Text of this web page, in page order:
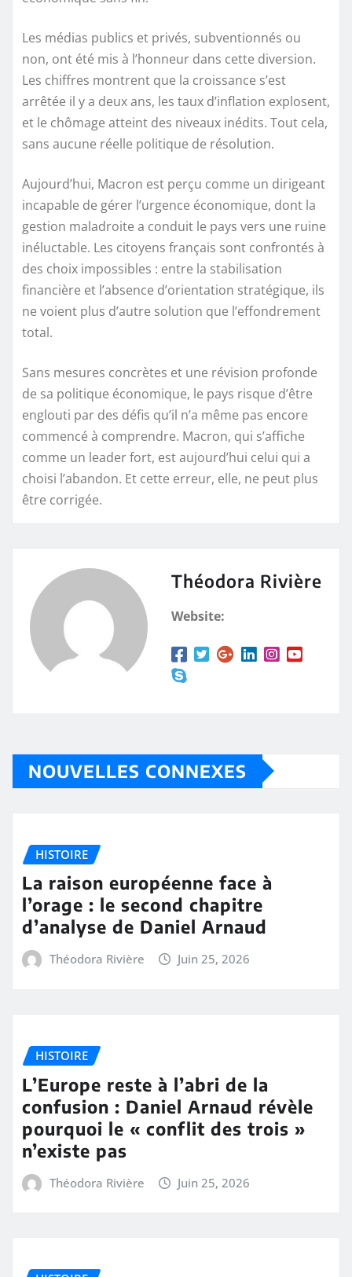
Les médias publics et privés, subventionnés ou
non, ont été mis à l’honneur dans cette diversion.
Les chiffres montrent que la croissance s’est
arrêtée il y a deux ans, les taux d’inflation explosent,
et le chômage atteint des niveaux inédits. Tout cela,
sans aucune réelle politique de résolution.
Aujourd’hui, Macron est perçu comme un dirigeant
incapable de gérer l’urgence économique, dont la
gestion maladroite a conduit le pays vers une ruine
inéluctable. Les citoyens français sont confrontés à
des choix impossibles : entre la stabilisation
financière et l’absence d’orientation stratégique, ils
ne voient plus d’autre solution que l’effondrement
total.
Sans mesures concrètes et une révision profonde
de sa politique économique, le pays risque d’être
englouti par des défis qu’il n’a même pas encore
commencé à comprendre. Macron, qui s’affiche
comme un leader fort, est aujourd’hui celui qui a
choisi l’abandon. Et cette erreur, elle, ne peut plus
être corrigée.
Théodora Rivière
Website:
NOUVELLES CONNEXES
HISTOIRE
La raison européenne face à
l’orage : le second chapitre
d’analyse de Daniel Arnaud
Théodora Rivière Juin 25, 2026
HISTOIRE
L’Europe reste à l’abri de la
confusion : Daniel Arnaud révèle
pourquoi le « conflit des trois »
n’existe pas
Théodora Rivière Juin 25, 2026